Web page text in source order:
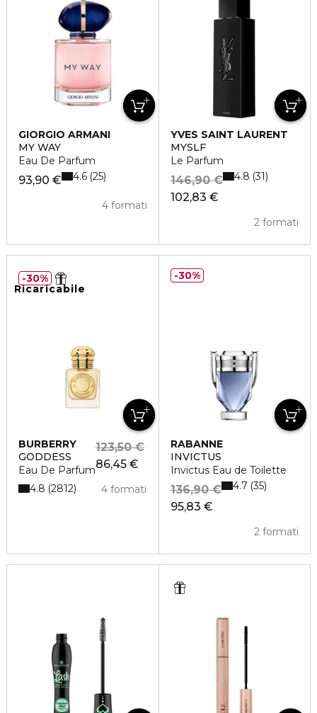
GIORGIO ARMANI
MY WAY
Eau De Parfum
93,90 €
4 formati
4.6 25
YVES SAINT LAURENT
MYSLF
Le Parfum
102,83 €
146,90 €
2 formati
4.8 31
Ricaricabile
BURBERRY
GODDESS
Eau De Parfum86,45 €
123,50 €
4 formati
4.8 2812
30%
RABANNE
INVICTUS
Invictus Eau de Toilette
95,83 €
136,90 €
2 formati
4.7 35
30%